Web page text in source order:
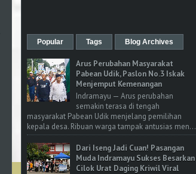
Popular Tags Blog Archives
Arus Perubahan Masyarakat
Pabean Udik, Paslon No.3 Iskak
Menjemput Kemenangan
Indramayu — Arus perubahan
semakin terasa di tengah
masyarakat Pabean Udik menjelang pemilihan
kepala desa. Ribuan warga tampak antusias men...
Dari Iseng Jadi Cuan! Pasangan
Muda Indramayu Sukses Besarkan
Cilok Urat Daging Kriwil Viral